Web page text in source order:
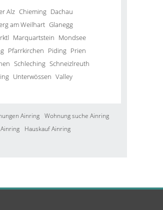
Alz Chieming Dachau
am Weilhart Glanegg
Marquartstein Mondsee
Pfarrkirchen Piding Prien
Schleching Schneizlreuth
Unterwössen Valley
Ainring Wohnung suche Ainring
Hauskauf Ainring